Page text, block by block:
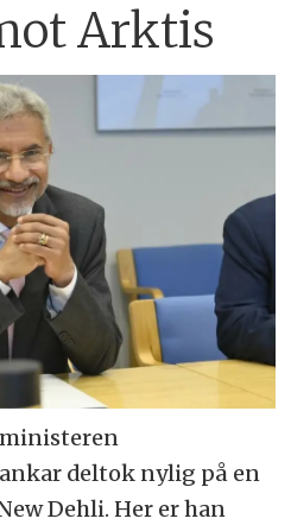
Arktis
deltok nylig på en
Dehli. Her er han